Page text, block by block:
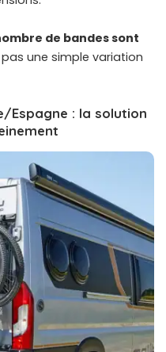
de bandes sont
pas une simple variation
Espagne : la solution